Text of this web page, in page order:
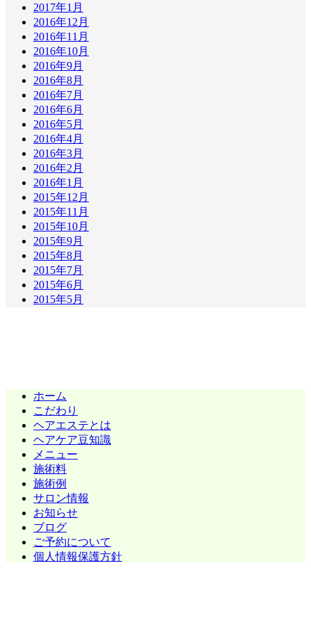
2017年1月
2016年12月
2016年11月
2016年10月
2016年9月
2016年8月
2016年7月
2016年6月
2016年5月
2016年4月
2016年3月
2016年2月
2016年1月
2015年12月
2015年11月
2015年10月
2015年9月
2015年8月
2015年7月
2015年6月
2015年5月
ホーム
こだわり
ヘアエステとは
ヘアケア豆知識
メニュー
施術料
施術例
サロン情報
お知らせ
ブログ
ご予約について
個人情報保護方針